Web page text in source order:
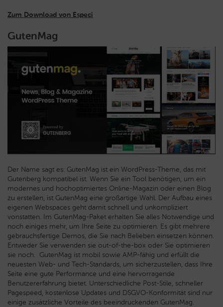
Zum Download von Especi
GutenMag
Der Name sagt es: GutenMag ist ein WordPress-Theme, das mit
Gutenberg kompatibel ist. Wenn Sie ein Tool benötigen, um ein
modernes und hochoptimiertes Online-Magazin oder einen Blog
zu erstellen, ist GutenMag eine großartige Wahl. Der Aufbau eines
eigenen Webspaces geht damit schnell und unkompliziert
vonstatten. Im GutenMag-Paket erhalten Sie alles Notwendige und
noch einiges mehr, um Ihre Seite zu optimieren. Es gibt mehrere
gebrauchsfertige Demos, die Sie nach Belieben einsetzen können.
Entweder Sie verwenden sie out-of-the-box oder Sie optimieren
sie noch. GutenMag ist mobil sowie AMP-fähig und erfüllt die
neuesten Web- und Tech-Standards, um sicherzustellen, dass Ihre
Seite eine gute Performance und eine hervorragende
Benutzererfahrung bietet. Unterschiedliche Post-Stile, schneller
Pagespeed, kostenlose Updates und DSGVO-Konformität sind nur
einige zusätzliche Vorteile des beeindruckenden GutenMag.